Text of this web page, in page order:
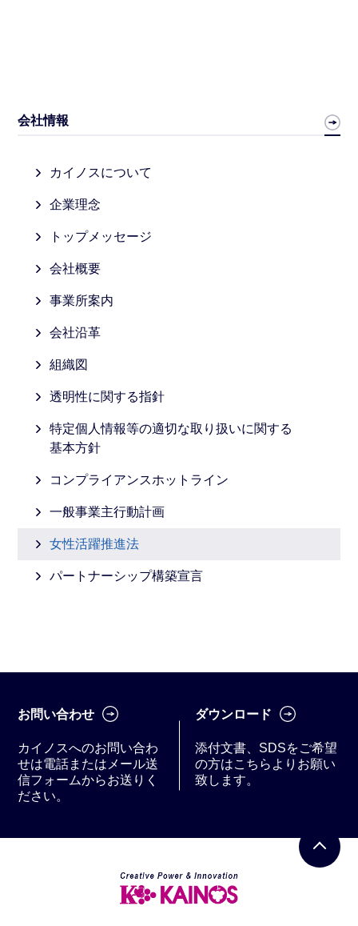
会社情報
カイノスについて
企業理念
トップメッセージ
会社概要
事業所案内
会社沿革
組織図
透明性に関する指針
特定個人情報等の適切な取り扱いに関する
基本方針
コンプライアンスホットライン
一般事業主行動計画
女性活躍推進法
パートナーシップ構築宣⾔
お問い合わせ
カイノスへのお問い合わ
せは電話またはメール送
信フォームからお送りく
ださい。
ダウンロード
添付文書、SDSをご希望
の方はこちらよりお願い
致します。